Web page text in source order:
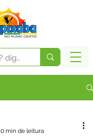
0 min de leitura